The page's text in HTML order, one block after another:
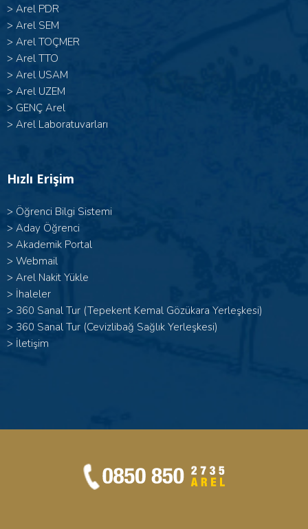
> Arel PDR
> Arel SEM
> Arel TOÇMER
> Arel TTO
> Arel USAM
> Arel UZEM
> GENÇ Arel
> Arel Laboratuvarları
Hızlı Erişim
> Öğrenci Bilgi Sistemi
> Aday Öğrenci
> Akademik Portal
> Webmail
> Arel Nakit Yükle
> İhaleler
> 360 Sanal Tur (Tepekent Kemal Gözükara Yerleşkesi)
> 360 Sanal Tur (Cevizlibağ Sağlık Yerleşkesi)
> İletişim